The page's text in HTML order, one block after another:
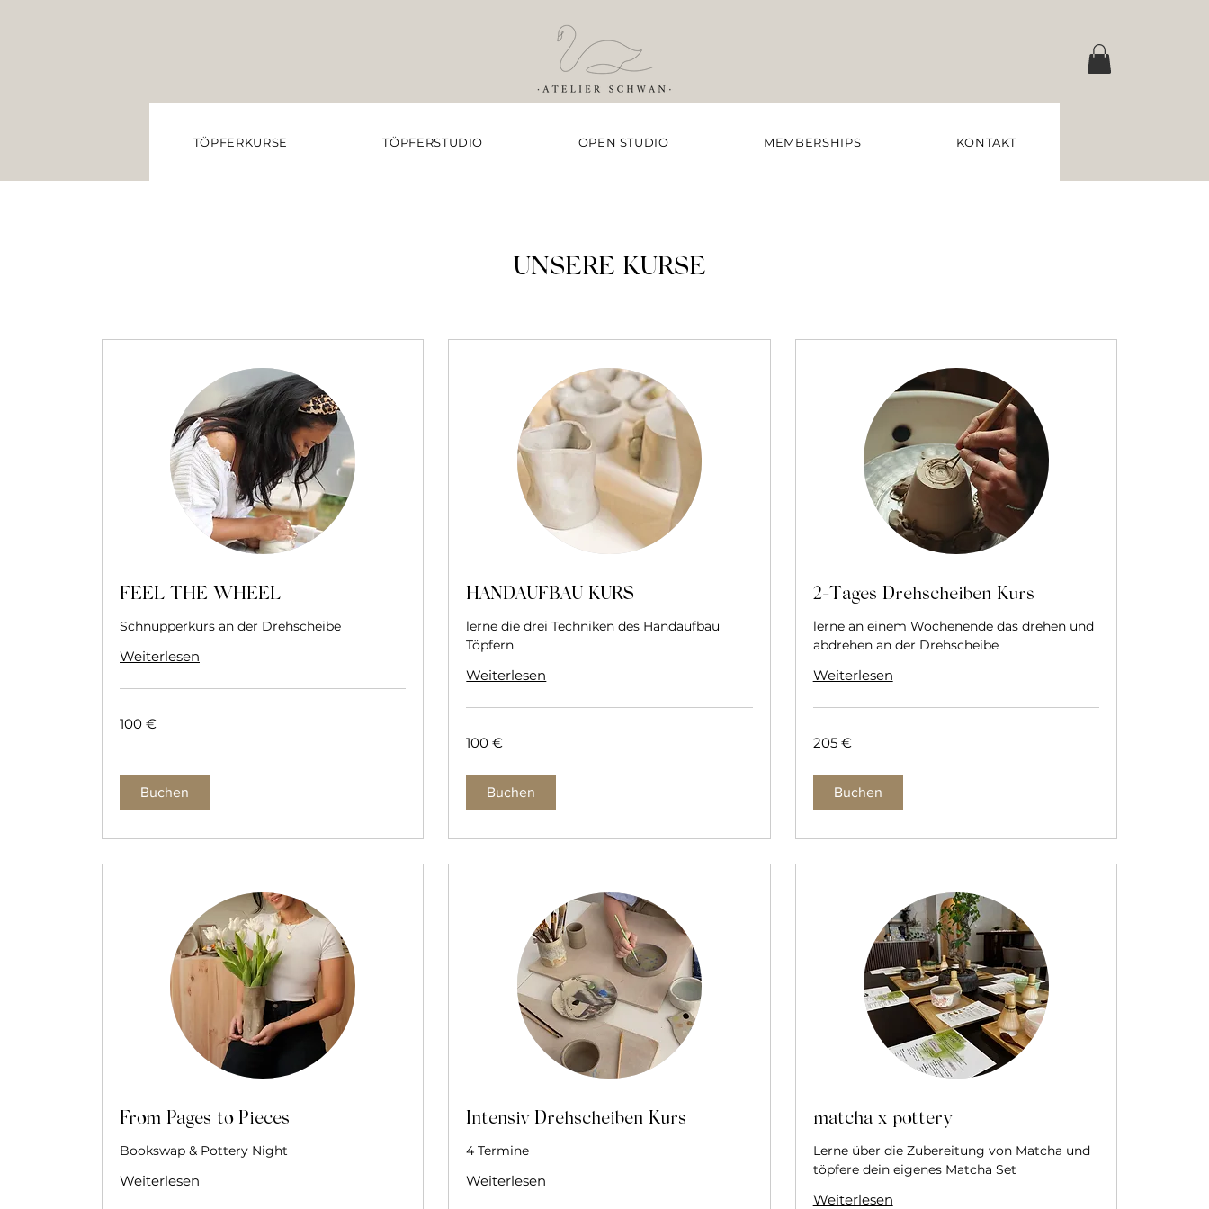
TÖPFERKURSE TÖPFERSTUDIO OPEN STUDIO MEMBERSHIPS KONTAKT
UNSERE KURSE
FEEL THE WHEEL
Schnupperkurs an der Drehscheibe
Weiterlesen
Euro
100 €
Buchen
HANDAUFBAU KURS
lerne die drei Techniken des Handaufbau
Töpfern
Weiterlesen
Euro
100 €
Buchen
2-Tages Drehscheiben Kurs
lerne an einem Wochenende das drehen und
abdrehen an der Drehscheibe
Weiterlesen
Euro
205 €
Buchen
From Pages to Pieces
Bookswap & Pottery Night
Weiterlesen
Intensiv Drehscheiben Kurs
4 Termine
Weiterlesen
matcha x pottery
Lerne über die Zubereitung von Matcha und
töpfere dein eigenes Matcha Set
Weiterlesen